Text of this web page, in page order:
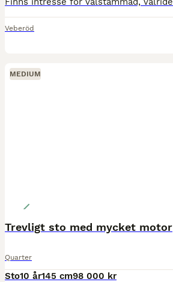
Veberöd
MEDIUM
Trevligt sto med mycket motor
Quarter
Sto10 år145 cm98 000 kr